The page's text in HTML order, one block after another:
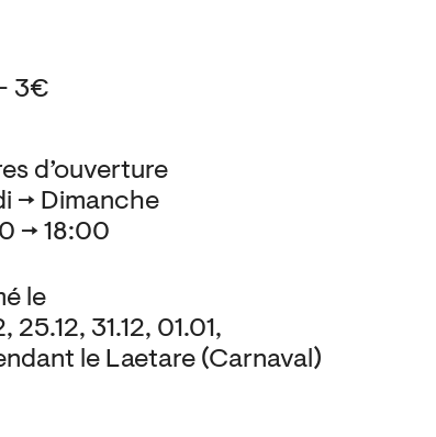
d’ouverture
→ Dimanche
→ 18:00
le
25.12, 31.12, 01.01,
le Laetare (Carnaval)
3€